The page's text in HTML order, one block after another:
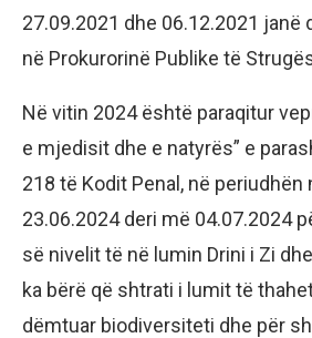
27.09.2021 dhe 06.12.2021
në Prokurorinë Publike të
Në vitin 2024 është paraqitur
e mjedisit dhe e natyrës” e
218 të Kodit Penal, në periudhën
23.06.2024 deri më 04.07.2024
së nivelit të në lumin Drini i Zi
ka bërë që shtrati i lumit të
dëmtuar biodiversiteti dhe për